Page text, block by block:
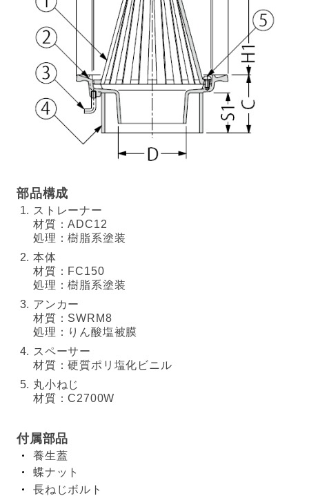
部品構成
ストレーナー
材質：ADC12
処理：樹脂系塗装
本体
材質：FC150
処理：樹脂系塗装
アンカー
材質：SWRM8
処理：りん酸塩被膜
スペーサー
材質：硬質ポリ塩化ビニル
丸小ねじ
材質：C2700W
付属部品
養生蓋
蝶ナット
長ねじボルト